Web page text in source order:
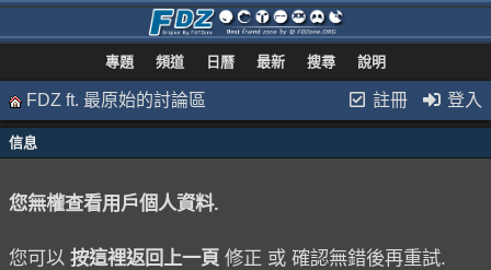
專題 頻道 日曆 最新 搜尋 說明
註冊 登入
FDZ ft. 最原始的討論區
信息
您無權查看用戶個人資料.
您可以 按這裡返回上一頁 修正 或 確認無錯後再重試.